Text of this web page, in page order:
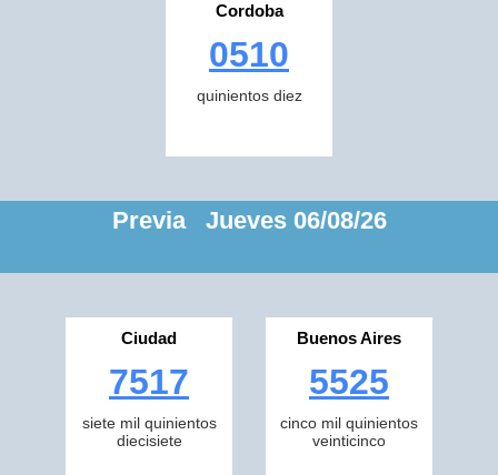
Cordoba
0510
quinientos diez
Previa Jueves 06/08/26
Ciudad
7517
siete mil quinientos
diecisiete
Buenos Aires
5525
cinco mil quinientos
veinticinco